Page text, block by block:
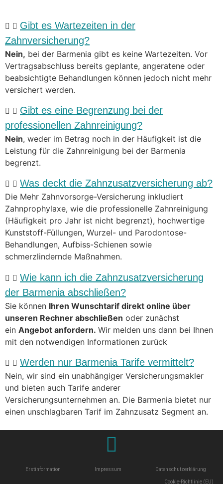
Gibt es Wartezeiten in der
Zahnversicherung?
Nein, bei der Barmenia gibt es keine Wartezeiten. Vor
Vertragsabschluss bereits geplante, angeratene oder
beabsichtigte Behandlungen können jedoch nicht mehr
versichert werden.
Gibt es eine Begrenzung bei der
professionellen Zahnreinigung?
Nein, weder im Betrag noch in der Häufigkeit ist die
Leistung für die Zahnreinigung bei der Barmenia
begrenzt.
Was deckt die Zahnzusatzversicherung ab?
Die Mehr Zahnvorsorge-Versicherung inkludiert
Zahnprophylaxe, wie die professionelle Zahnreinigung
(Häufigkeit pro Jahr ist nicht begrenzt), hochwertige
Kunststoff-Füllungen, Wurzel- und Parodontose-
Behandlungen, Aufbiss-Schienen sowie
schmerzlindernde Maßnahmen.
Wie kann ich die Zahnzusatzversicherung
der Barmenia abschließen?
Sie können Ihren Wunschtarif direkt online über
unseren Rechner abschließen oder zunächst
ein Angebot anfordern. Wir melden uns dann bei Ihnen
mit den notwendigen Informationen zurück
Werden nur Barmenia Tarife vermittelt?
Nein, wir sind ein unabhängiger Versicherungsmakler
und bieten auch Tarife anderer
Versicherungsunternehmen an. Die Barmenia bietet nur
einen unschlagbaren Tarif im Zahnzusatz Segment an.
Erstinformation Impressum Datenschutzerklärung
Cookie-Richtlinie (EU)